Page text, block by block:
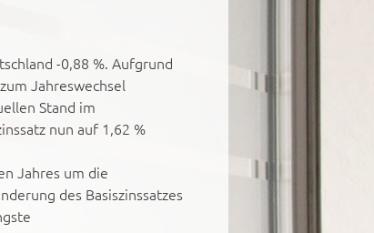
-0,88 %. Aufgrund
Jahreswechsel
Stand im
nun auf 1,62 %
Jahres um die
des Basiszinssatzes